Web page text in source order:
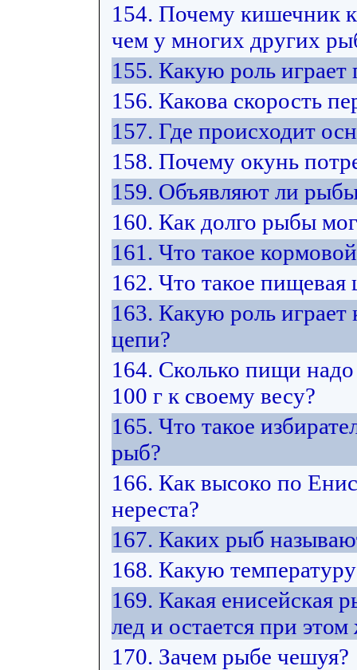
154. Почему кишечник
чем у многих других
155. Какую роль играет
156. Какова скорость
157. Где происходит
158. Почему окунь
159. Объявляют ли
160. Как долго рыбы
161. Что такое
162. Что такое пищевая
163. Какую роль играет
цепи?
164. Сколько пищи
100 г к своему весу?
165. Что такое
рыб?
166. Как высоко по
нереста?
167. Каких рыб
168. Какую
169. Какая енисейская
лед и остается при
170. Зачем рыбе чешуя?